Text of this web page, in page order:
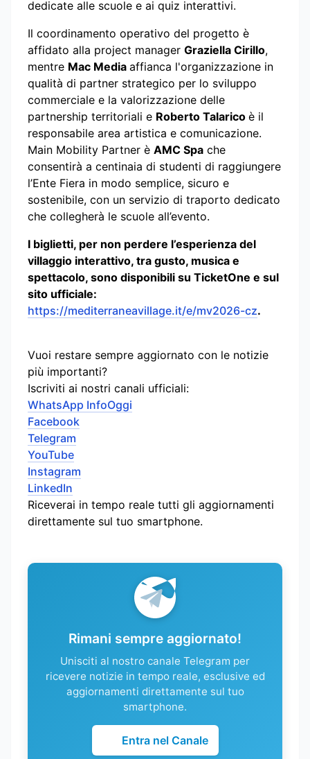
dedicate alle scuole e ai quiz interattivi.
Il coordinamento operativo del progetto è
affidato alla project manager Graziella Cirillo,
mentre Mac Media affianca l'organizzazione in
qualità di partner strategico per lo sviluppo
commerciale e la valorizzazione delle
partnership territoriali e Roberto Talarico è il
responsabile area artistica e comunicazione.
Main Mobility Partner è AMC Spa che
consentirà a centinaia di studenti di raggiungere
l’Ente Fiera in modo semplice, sicuro e
sostenibile, con un servizio di traporto dedicato
che collegherà le scuole all’evento.
I biglietti, per non perdere l’esperienza del
villaggio interattivo, tra gusto, musica e
spettacolo, sono disponibili su TicketOne e sul
sito ufficiale:
https://mediterraneavillage.it/e/mv2026-cz.
Vuoi restare sempre aggiornato con le notizie
più importanti?
Iscriviti ai nostri canali ufficiali:
WhatsApp InfoOggi
Facebook
Telegram
YouTube
Instagram
LinkedIn
Riceverai in tempo reale tutti gli aggiornamenti
direttamente sul tuo smartphone.
Rimani sempre aggiornato!
Unisciti al nostro canale Telegram per
ricevere notizie in tempo reale, esclusive ed
aggiornamenti direttamente sul tuo
smartphone.
Entra nel Canale